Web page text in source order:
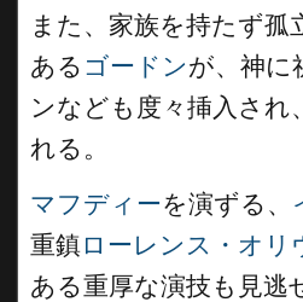
また、家族を持たず孤
ある ゴードンが、神に
ンなども度々挿入され
れる。
マフディーを演ずる、
重鎮ローレンス・オリ
ある重厚な演技も見逃